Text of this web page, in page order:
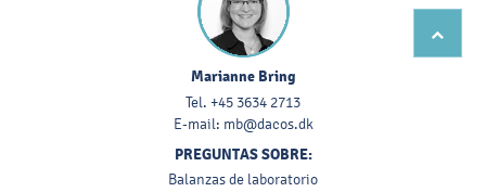
Marianne Bring
Tel. +45 3634 2713
E-mail: mb@dacos.dk
PREGUNTAS SOBRE:
Balanzas de laboratorio